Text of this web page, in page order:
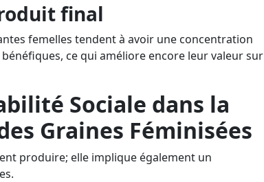
final
femelles tendent à avoir une concentration
ce qui améliore encore leur valeur sur
Sociale dans la
Graines Féminisées
produire; elle implique également un